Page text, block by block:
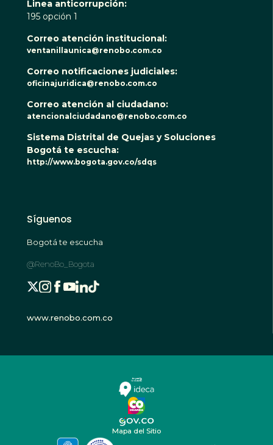
Linea anticorrupción:
195 opción 1
Correo atención institucional:
ventanillaunica@renobo.com.co
Correo notificaciones judiciales:
oficinajuridica@renobo.com.co
Correo atención al ciudadano:
atencionalciudadano@renobo.com.co
Sistema Distrital de Quejas y Soluciones
Bogotá te escucha:
http://www.bogota.gov.co/sdqs
Síguenos
Bogotá te escucha
@RenoBo_Bogota
www.renobo.com.co
Mapa del Sitio